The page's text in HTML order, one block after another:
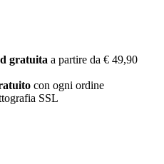
gratuita a partire da € 49,90
con ogni ordine
SSL